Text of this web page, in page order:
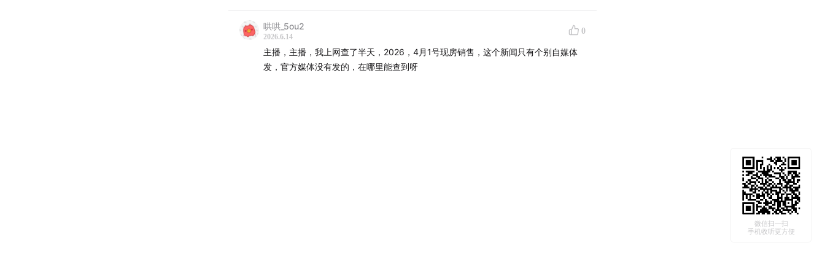
哄哄_5ou2
2026.6.14
0
主播，主播，我上网查了半天，2026，4月1号现房销售，这个新闻只有个别自媒体
发，官方媒体没有发的，在哪里能查到呀
微信扫一扫
手机收听更方便